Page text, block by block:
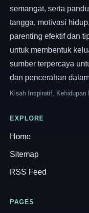
semangat, serta
tangga, motivasi
parenting efektif dan
untuk membentuk
sumber terpercaya
dan pencerahan
Kisah Inspiratif, Kehidupan
EXPLORE
Home
Sitemap
RSS Feed
PAGES